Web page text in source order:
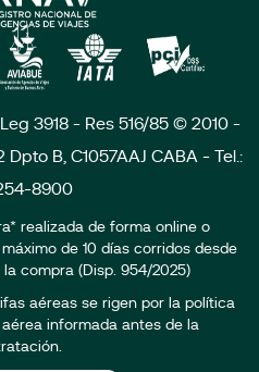
3918 - Res 516/85 © 2010 -
B, C1057AAJ CABA - Tel.:
8900
realizada de forma online o
de 10 días corridos desde
compra (Disp. 954/2025)
aéreas se rigen por la política
informada antes de la